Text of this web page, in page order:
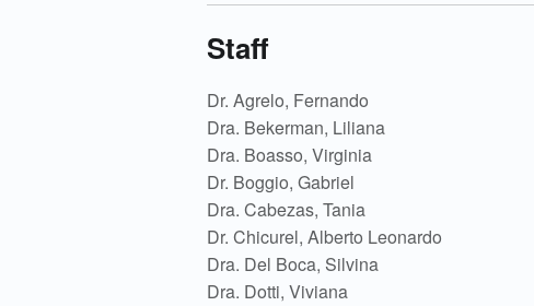
Staff
Dr. Agrelo, Fernando
Dra. Bekerman, Liliana
Dra. Boasso, Virginia
Dr. Boggio, Gabriel
Dra. Cabezas, Tania
Dr. Chicurel, Alberto Leonardo
Dra. Del Boca, Silvina
Dra. Dotti, Viviana